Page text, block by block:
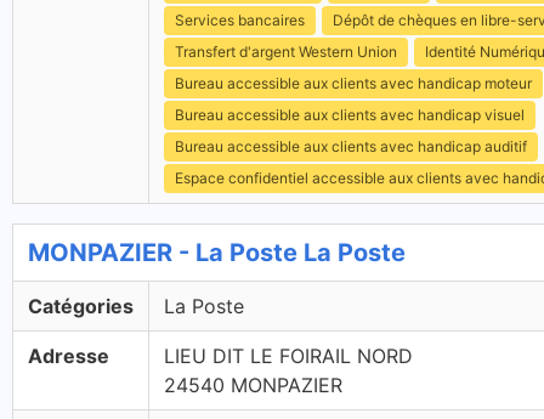
Services bancaires
Dépôt de chèques en libre-
Transfert d'argent Western Union
Identité
Bureau accessible aux clients avec handicap moteur
Bureau accessible aux clients avec handicap visuel
Bureau accessible aux clients avec handicap auditif
Espace confidentiel accessible aux clients avec
MONPAZIER - La Poste La Poste
Catégories La Poste
Adresse
LIEU DIT LE FOIRAIL NORD
24540 MONPAZIER